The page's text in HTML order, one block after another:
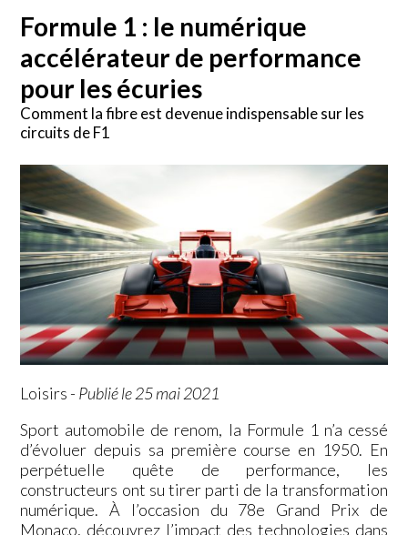
Formule 1 : le numérique
accélérateur de performance
pour les écuries
Comment la fibre est devenue indispensable sur les
circuits de F1
Loisirs - Publié le 25 mai 2021
Sport automobile de renom, la Formule 1 n’a cessé
d’évoluer depuis sa première course en 1950. En
perpétuelle quête de performance, les
constructeurs ont su tirer parti de la transformation
numérique. À l’occasion du 78e Grand Prix de
Monaco, découvrez l’impact des technologies dans